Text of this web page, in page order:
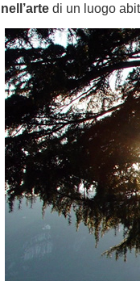
nell’arte di un luogo